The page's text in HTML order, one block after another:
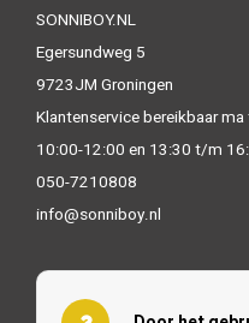
SONNIBOY.NL
Egersundweg 5
9723JM Groningen
Klantenservice bereikbaar
10:00-12:00 en 13:30 t/m
050-7210808
info@sonniboy.nl